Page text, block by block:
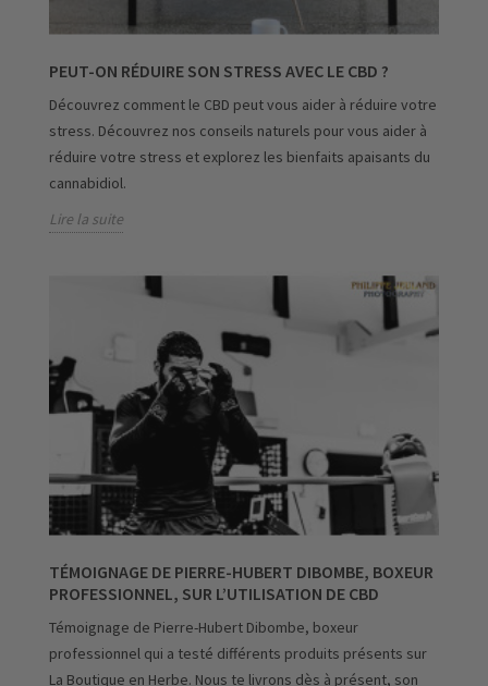
PEUT-ON RÉDUIRE SON STRESS AVEC LE CBD ?
Découvrez comment le CBD peut vous aider à réduire votre
stress. Découvrez nos conseils naturels pour vous aider à
réduire votre stress et explorez les bienfaits apaisants du
cannabidiol.
Lire la suite
TÉMOIGNAGE DE PIERRE-HUBERT DIBOMBE, BOXEUR
PROFESSIONNEL, SUR L’UTILISATION DE CBD
Témoignage de Pierre-Hubert Dibombe, boxeur
professionnel qui a testé différents produits présents sur
La Boutique en Herbe. Nous te livrons dès à présent, son